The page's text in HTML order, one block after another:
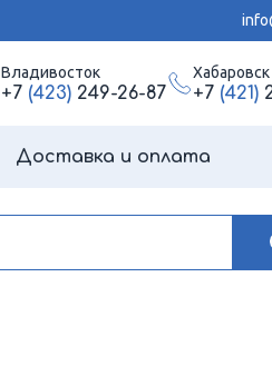
Владивосток
+7 (423)249-26-87
Хабаровск
+7 (421)
Доставка и оплата